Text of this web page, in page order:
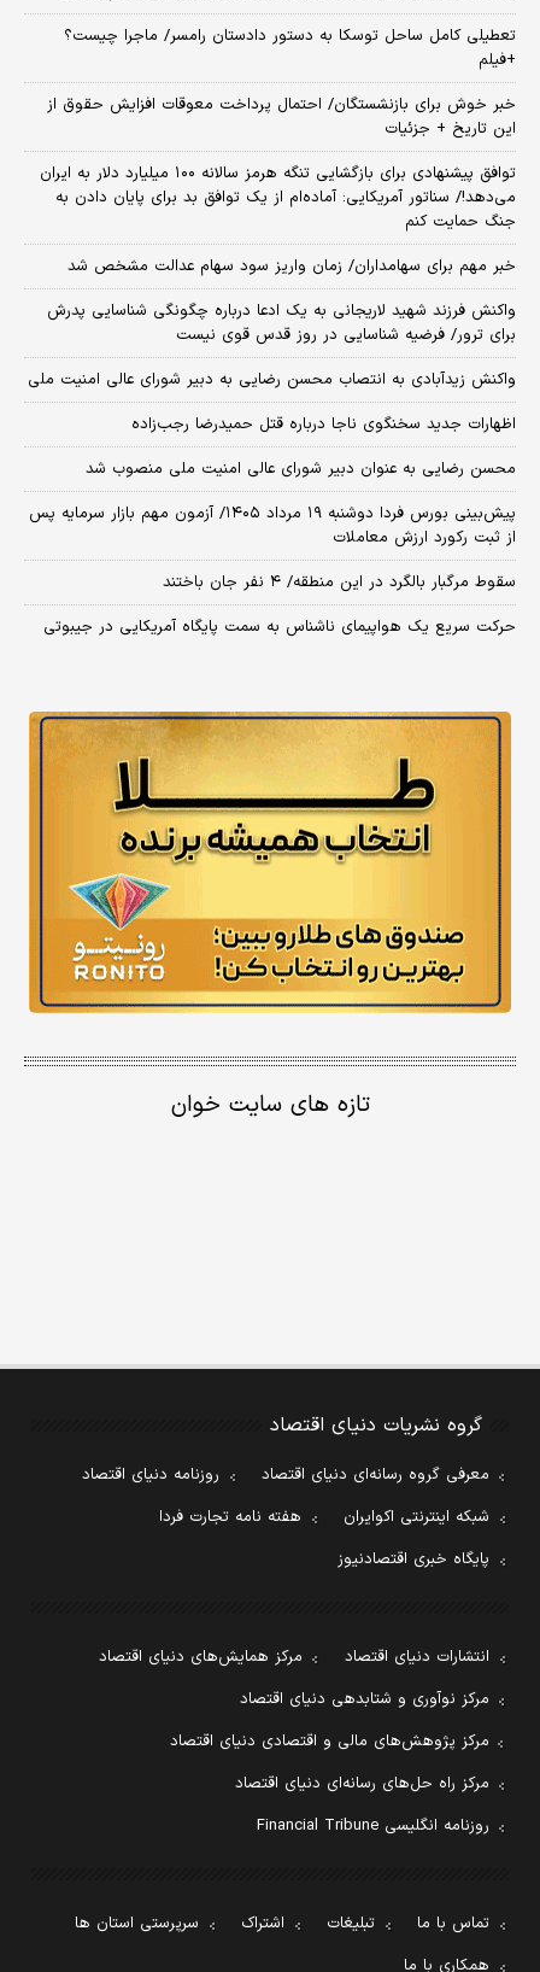
تعطیلی کامل ساحل توسکا به دستور دادستان رامسر/ ماجرا چیست؟
+فیلم
خبر خوش برای بازنشستگان/ احتمال پرداخت معوقات افزایش حقوق از
این تاریخ + جزئیات
توافق پیشنهادی برای بازگشایی تنگه هرمز سالانه ۱۰۰ میلیارد دلار به ایران
می‌دهد!/ سناتور آمریکایی: آماده‌ام از یک توافق بد برای پایان دادن به
جنگ حمایت کنم
خبر مهم برای سهامداران/ زمان واریز سود سهام عدالت مشخص شد
واکنش فرزند شهید لاریجانی به یک ادعا درباره چگونگی شناسایی پدرش
برای ترور/ فرضیه شناسایی در روز قدس قوی نیست
واکنش زیدآبادی به انتصاب محسن رضایی به دبیر شورای عالی امنیت ملی
اظهارات جدید سخنگوی ناجا درباره قتل حمیدرضا رجب‌زاده
محسن رضایی به عنوان دبیر شورای عالی امنیت ملی منصوب شد
​پیش‌بینی بورس فردا دوشنبه ۱۹ مرداد ۱۴۰۵/ آزمون مهم بازار سرمایه پس
از ثبت رکورد ارزش معاملات
سقوط مرگبار بالگرد در این منطقه/ ۴ نفر جان باختند
حرکت سریع یک هواپیمای ناشناس به سمت پایگاه آمریکایی در جیبوتی
تازه های سایت خوان
گروه نشریات دنیای اقتصاد
معرفی گروه رسانه‌ای دنیای اقتصاد
روزنامه دنیای اقتصاد
شبکه اینترنتی اکوایران
هفته نامه تجارت فردا
پایگاه خبری اقتصادنیوز
انتشارات دنیای اقتصاد
مرکز همایش‌های دنیای اقتصاد
مرکز نوآوری و شتابدهی دنیای اقتصاد
مرکز پژوهش‌های مالی و اقتصادی دنیای اقتصاد
مرکز راه حل‌های رسانه‌ای دنیای اقتصاد
روزنامه انگلیسی Financial Tribune
تماس با ما تبلیغات اشتراک
سرپرستی استان ها
همکاری با ما